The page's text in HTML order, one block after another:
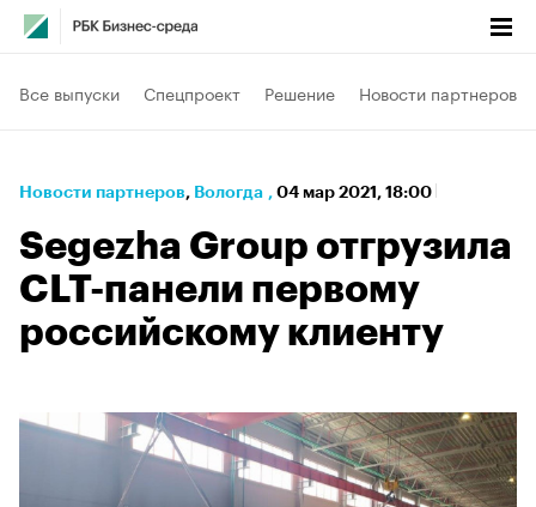
Все выпуски Спецпроект Решение Новости партнеров
Новости партнеров⁠, Вологда , 04 мар 2021, 18:00
Segezha Group отгрузила
CLT-панели первому
российскому клиенту